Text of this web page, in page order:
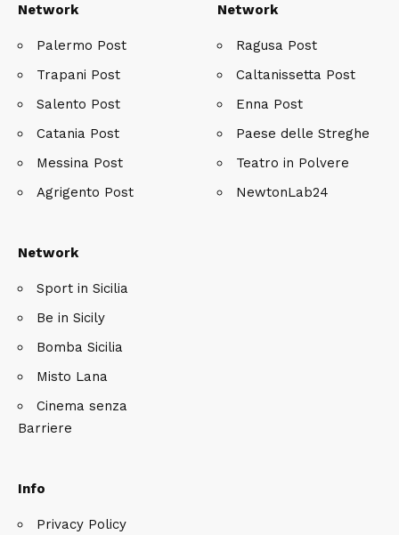
Network
Palermo Post
Trapani Post
Salento Post
Catania Post
Messina Post
Agrigento Post
Network
Ragusa Post
Caltanissetta Post
Enna Post
Paese delle Streghe
Teatro in Polvere
NewtonLab24
Network
Sport in Sicilia
Be in Sicily
Bomba Sicilia
Misto Lana
Cinema senza
Barriere
Info
Privacy Policy